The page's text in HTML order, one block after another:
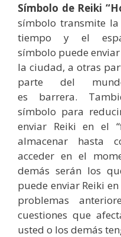
Símbolo de Reiki
símbolo transmite
tiempo y el
símbolo puede enviar
la ciudad, a otras
parte del
es barrera.
símbolo para
enviar Reiki en el
almacenar hasta
acceder en el
demás serán los
puede enviar Reiki
problemas
cuestiones que
usted o los demás